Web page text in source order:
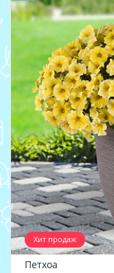
Хит продаж
Петхоа